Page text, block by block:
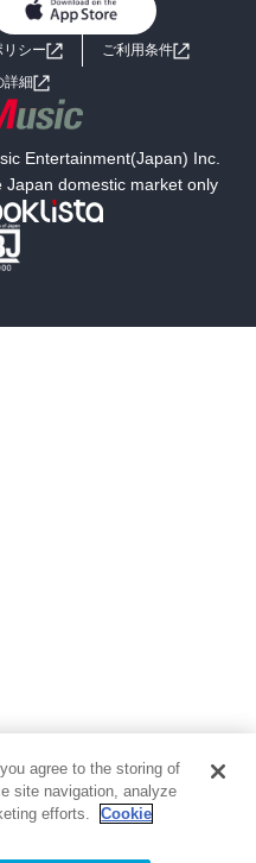
男子向けラノベ
小説
海外小説
SF
文学
映画・音楽・演劇
教養
お問い合わせ
シー
ご利用条件
詳細
Entertainment(Japan) Inc.
domestic market only
agree to the storing of
site navigation, analyze
efforts.
Cookie